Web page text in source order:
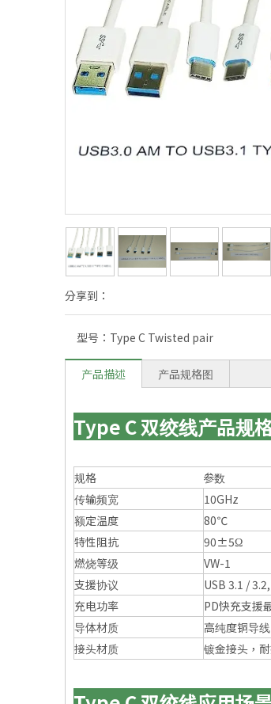
分享到：
型号： Type C Twisted pair
产品描述 产品规格图
Type C 双绞线产品规
规格
参数
传输频宽
10GHz
额定温度
80℃
特性阻抗
90±5Ω
燃烧等级
VW-1
支援协议
USB 3.1 /
充电功率
PD快充支援
导体材质
高纯度铜导
接头材质
镀金接头，